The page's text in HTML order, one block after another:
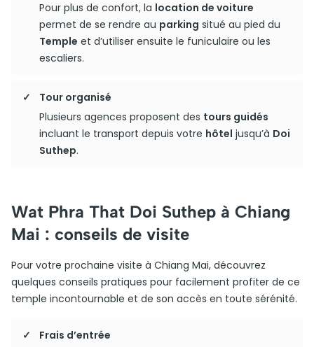
Pour plus de confort, la location de voiture
permet de se rendre au parking situé au pied du
Temple et d’utiliser ensuite le funiculaire ou les
escaliers.
Tour organisé
Plusieurs agences proposent des tours guidés
incluant le transport depuis votre hôtel jusqu’à Doi
Suthep.
Wat Phra That Doi Suthep à Chiang
Mai : conseils de visite
Pour votre prochaine visite à Chiang Mai, découvrez
quelques conseils pratiques pour facilement profiter de ce
temple incontournable et de son accès en toute sérénité.
Frais d’entrée